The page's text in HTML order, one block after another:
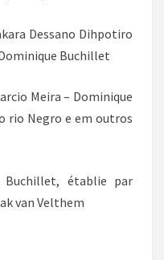
Dessano Dihpotiro
Buchillet
Meira – Dominique
rio Negro e em outros
Buchillet, établie par
van Velthem